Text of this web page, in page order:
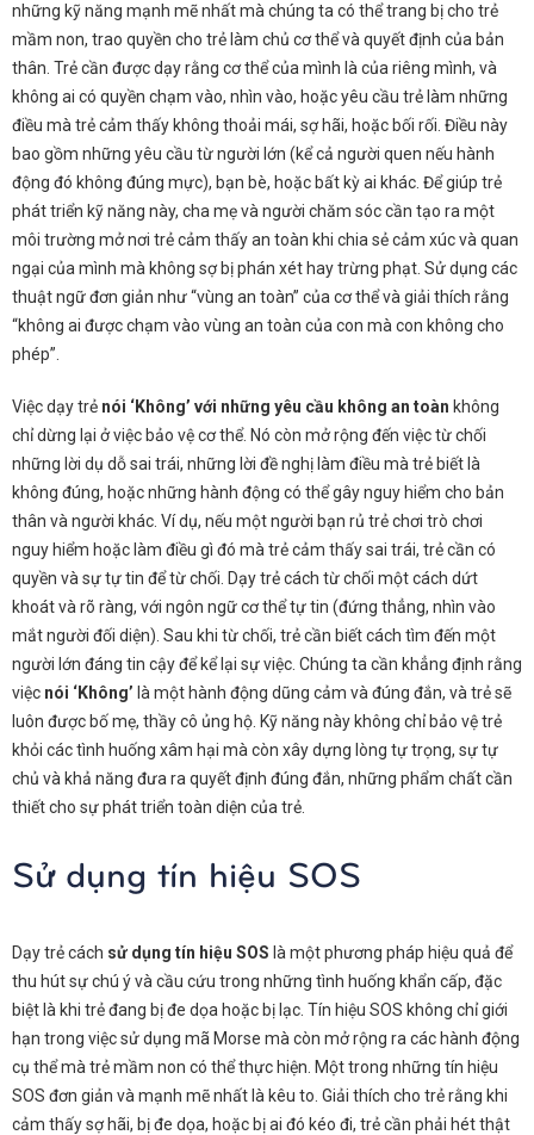
những kỹ năng mạnh mẽ nhất mà chúng ta có thể trang bị cho trẻ
mầm non, trao quyền cho trẻ làm chủ cơ thể và quyết định của bản
thân. Trẻ cần được dạy rằng cơ thể của mình là của riêng mình, và
không ai có quyền chạm vào, nhìn vào, hoặc yêu cầu trẻ làm những
điều mà trẻ cảm thấy không thoải mái, sợ hãi, hoặc bối rối. Điều này
bao gồm những yêu cầu từ người lớn (kể cả người quen nếu hành
động đó không đúng mực), bạn bè, hoặc bất kỳ ai khác. Để giúp trẻ
phát triển kỹ năng này, cha mẹ và người chăm sóc cần tạo ra một
môi trường mở nơi trẻ cảm thấy an toàn khi chia sẻ cảm xúc và quan
ngại của mình mà không sợ bị phán xét hay trừng phạt. Sử dụng các
thuật ngữ đơn giản như “vùng an toàn” của cơ thể và giải thích rằng
“không ai được chạm vào vùng an toàn của con mà con không cho
phép”.
Việc dạy trẻ nói ‘Không’ với những yêu cầu không an toàn không
chỉ dừng lại ở việc bảo vệ cơ thể. Nó còn mở rộng đến việc từ chối
những lời dụ dỗ sai trái, những lời đề nghị làm điều mà trẻ biết là
không đúng, hoặc những hành động có thể gây nguy hiểm cho bản
thân và người khác. Ví dụ, nếu một người bạn rủ trẻ chơi trò chơi
nguy hiểm hoặc làm điều gì đó mà trẻ cảm thấy sai trái, trẻ cần có
quyền và sự tự tin để từ chối. Dạy trẻ cách từ chối một cách dứt
khoát và rõ ràng, với ngôn ngữ cơ thể tự tin (đứng thẳng, nhìn vào
mắt người đối diện). Sau khi từ chối, trẻ cần biết cách tìm đến một
người lớn đáng tin cậy để kể lại sự việc. Chúng ta cần khẳng định rằng
việc nói ‘Không’ là một hành động dũng cảm và đúng đắn, và trẻ sẽ
luôn được bố mẹ, thầy cô ủng hộ. Kỹ năng này không chỉ bảo vệ trẻ
khỏi các tình huống xâm hại mà còn xây dựng lòng tự trọng, sự tự
chủ và khả năng đưa ra quyết định đúng đắn, những phẩm chất cần
thiết cho sự phát triển toàn diện của trẻ.
Sử dụng tín hiệu SOS
Dạy trẻ cách sử dụng tín hiệu SOS là một phương pháp hiệu quả để
thu hút sự chú ý và cầu cứu trong những tình huống khẩn cấp, đặc
biệt là khi trẻ đang bị đe dọa hoặc bị lạc. Tín hiệu SOS không chỉ giới
hạn trong việc sử dụng mã Morse mà còn mở rộng ra các hành động
cụ thể mà trẻ mầm non có thể thực hiện. Một trong những tín hiệu
SOS đơn giản và mạnh mẽ nhất là kêu to. Giải thích cho trẻ rằng khi
cảm thấy sợ hãi, bị đe dọa, hoặc bị ai đó kéo đi, trẻ cần phải hét thật